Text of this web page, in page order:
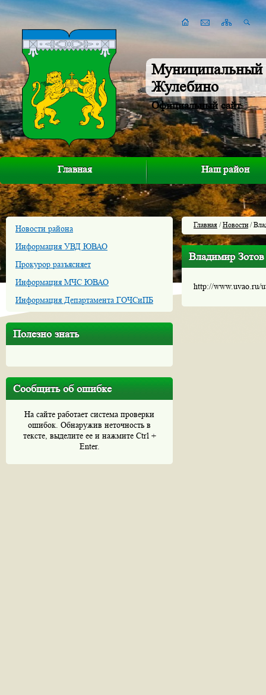
Муниципальный
Жулебино
Официальный сайт
Главная Наш район
Новости района
Информация УВД ЮВАО
Прокурор разъясняет
Информация МЧС ЮВАО
Информация Департамента ГОЧСиПБ
Полезно знать
Сообщить об ошибке
На сайте работает система проверки
ошибок. Обнаружив неточность в
тексте, выделите ее и нажмите Ctrl +
Enter.
Главная /Новости/
Владимир Зотов
http://www.uvao.ru/